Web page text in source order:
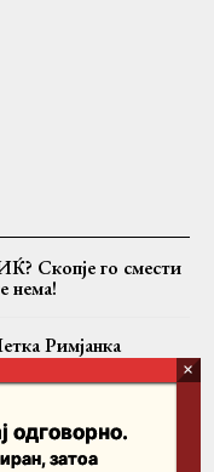
го смести
нема!
Римјанка
епархија
одговорно.
затоа